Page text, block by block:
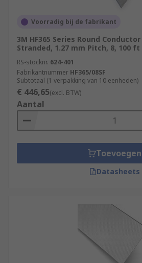
Voorradig bij de fabrikant
3M HF365 Series Round
Stranded, 1.27 mm Pitch, 8, 100
RS-stocknr. 624-401
Fabrikantnummer HF365/08SF
Subtotaal (1 verpakking van 10 eenheden)
€ 446,65(excl. BTW)
Aantal
Toevoegen
Datasheets